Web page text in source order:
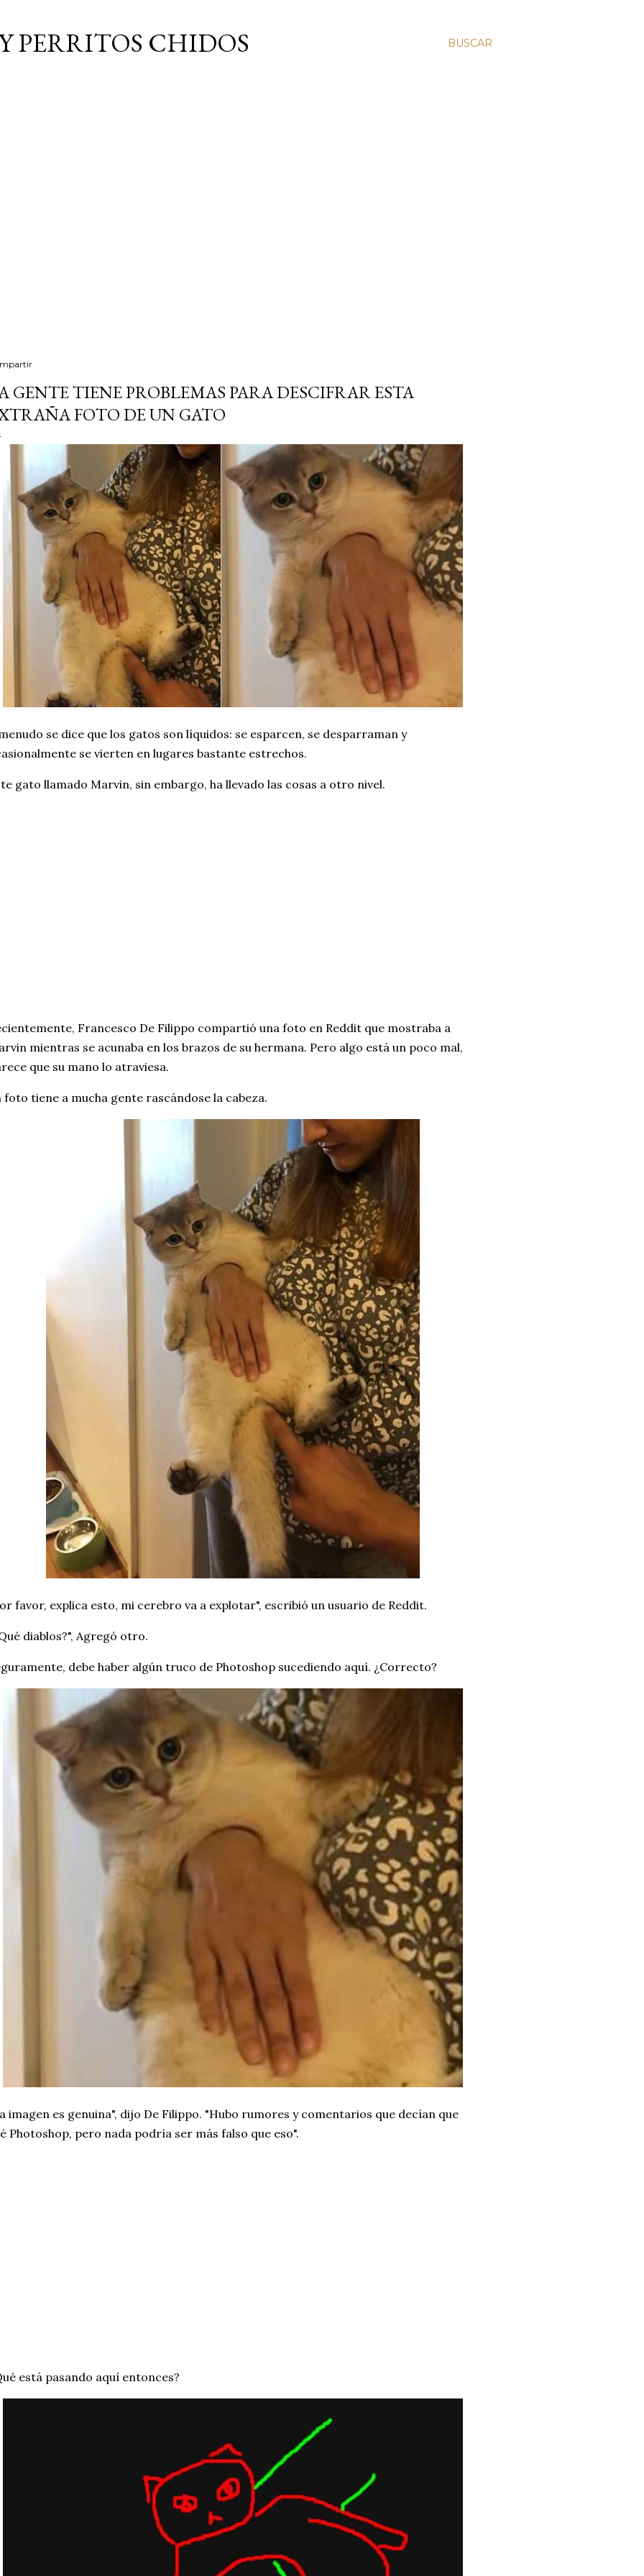
BUSCAR
PERRITOS CHIDOS
GENTE TIENE PROBLEMAS PARA DESCIFRAR ESTA
FOTO DE UN GATO
se dice que los gatos son líquidos: se esparcen, se desparraman y
se vierten en lugares bastante estrechos.
gato llamado Marvin, sin embargo, ha llevado las cosas a otro nivel.
Francesco De Filippo compartió una foto en Reddit que mostraba a
mientras se acunaba en los brazos de su hermana. Pero algo está un poco mal,
que su mano lo atraviesa.
foto tiene a mucha gente rascándose la cabeza.
favor, explica esto, mi cerebro va a explotar", escribió un usuario de Reddit.
diablos?", Agregó otro.
debe haber algún truco de Photoshop sucediendo aquí. ¿Correcto?
imagen es genuina", dijo De Filippo. "Hubo rumores y comentarios que decían que
Photoshop, pero nada podría ser más falso que eso".
está pasando aquí entonces?